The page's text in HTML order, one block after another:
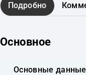
Подробно
Основное
Основные данные